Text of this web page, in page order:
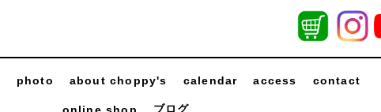
photo about choppy's calendar access contact
ブログ